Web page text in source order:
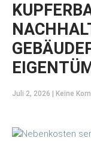
Juli 2, 2026 Keine